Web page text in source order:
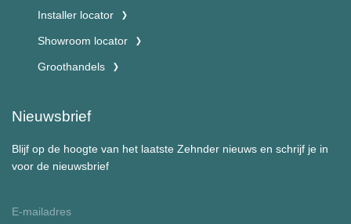
Installer locator
Showroom locator
Groothandels
Nieuwsbrief
Blijf op de hoogte van het laatste Zehnder nieuws en schrijf je in
voor de nieuwsbrief